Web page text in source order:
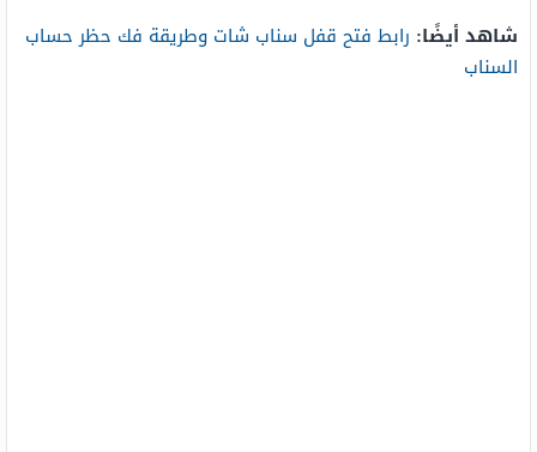
شاهد أيضًا: رابط فتح قفل سناب شات وطريقة فك حظر حساب
السناب